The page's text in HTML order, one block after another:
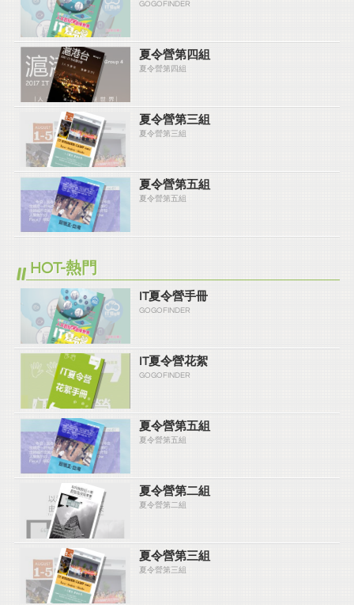
GOGOFINDER
夏令營第四組
夏令營第四組
夏令營第三組
夏令營第三組
夏令營第五組
夏令營第五組
HOT-熱門
IT夏令營手冊
GOGOFINDER
IT夏令營花絮
GOGOFINDER
夏令營第五組
夏令營第五組
夏令營第二組
夏令營第二組
夏令營第三組
夏令營第三組